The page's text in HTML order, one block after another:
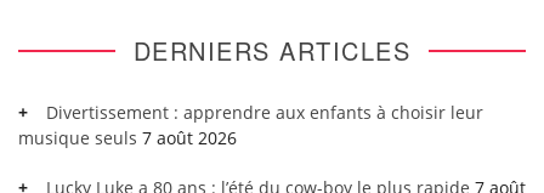
DERNIERS ARTICLES
Divertissement : apprendre aux enfants à choisir leur
musique seuls 7 août 2026
Lucky Luke a 80 ans : l’été du cow-boy le plus rapide 7 août